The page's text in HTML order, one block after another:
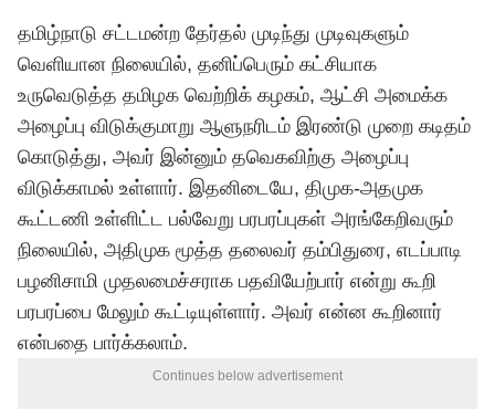
தமிழ்நாடு சட்டமன்ற தேர்தல் முடிந்து முடிவுகளும்
வெளியான நிலையில், தனிப்பெரும் கட்சியாக
உருவெடுத்த தமிழக வெற்றிக் கழகம், ஆட்சி அமைக்க
அழைப்பு விடுக்குமாறு ஆளுநரிடம் இரண்டு முறை கடிதம்
கொடுத்து, அவர் இன்னும் தவெகவிற்கு அழைப்பு
விடுக்காமல் உள்ளார். இதனிடையே, திமுக-அதமுக
கூட்டணி உள்ளிட்ட பல்வேறு பரபரப்புகள் அரங்கேறிவரும்
நிலையில், அதிமுக மூத்த தலைவர் தம்பிதுரை, எடப்பாடி
பழனிசாமி முதலமைச்சராக பதவியேற்பார் என்று கூறி
பரபரப்பை மேலும் கூட்டியுள்ளார். அவர் என்ன கூறினார்
என்பதை பார்க்கலாம்.
Continues below advertisement